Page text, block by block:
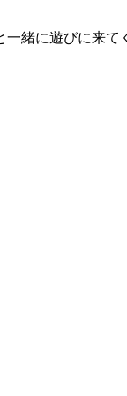
一緒に遊びに来て